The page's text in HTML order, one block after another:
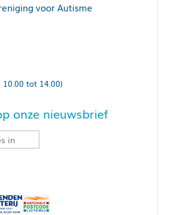
voor Autisme
10.00 tot 14.00)
onze nieuwsbrief